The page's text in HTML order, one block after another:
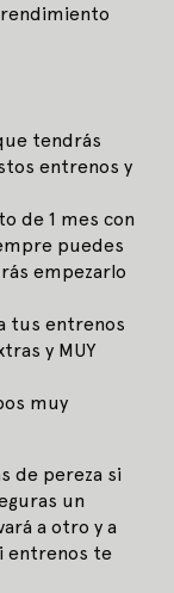
tendrás
entrenos y
de 1 mes con
puedes
empezarlo
tus entrenos
y MUY
muy
de pereza si
un
a otro y a
entrenos te